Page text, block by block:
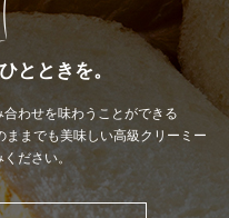
とときを。
わせを味わうことができる
ままでも美味しい高級クリーミー
ださい。